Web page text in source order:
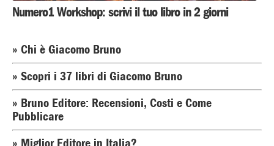
Numero1 Workshop: scrivi il tuo libro in 2 giorni
» Chi è Giacomo Bruno
» Scopri i 37 libri di Giacomo Bruno
» Bruno Editore: Recensioni, Costi e Come
Pubblicare